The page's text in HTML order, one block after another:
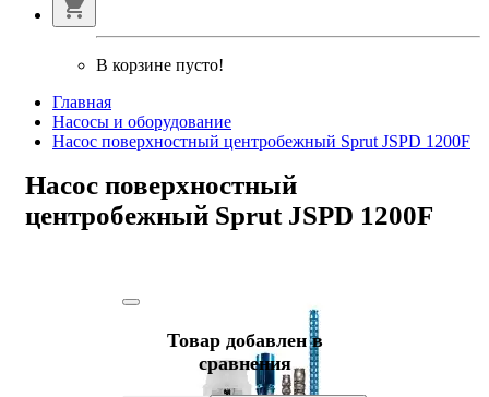
В корзине пусто!
Главная
Насосы и оборудование
Насос поверхностный центробежный Sprut JSPD 1200F
Насос поверхностный
центробежный Sprut JSPD 1200F
Товар добавлен в
сравнения